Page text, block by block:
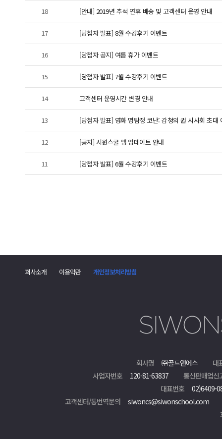
18 [안내] 2019년 추석 연휴 배송 및 고객센터 운영 안내
17 [당첨자 발표] 8월 수강후기 이벤트
16 [당첨자 공지] 여름 휴가 이벤트
15 [당첨자 발표] 7월 수강후기 이벤트
14 고객센터 운영시간 변경 안내
13 [당첨자 발표] 영화 명탐정 코난: 감청의 권 시사회 초대
12 [공지] 시원스쿨 앱 업데이트 안내
11 [당첨자 발표] 6월 수강후기 이벤트
회사소개 이용약관 개인정보처리방침
회사명 ㈜골드앤에스
대
사업자번호
120-81-63837
통신판매업신
대표번호
02)6409-
고객센터/통번역문의
siwoncs@siwonschool.com